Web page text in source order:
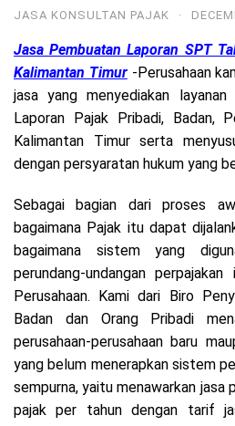
JASA KONSULTAN PAJAK ·
Jasa Pembuatan Laporan SPT
Kalimantan Timur-Perusahaan
jasa yang menyediakan
Laporan Pajak Pribadi, Badan,
Kalimantan Timur serta
dengan persyaratan hukum yang
Sebagai bagian dari proses
bagaimana Pajak itu dapat
bagaimana sistem yang
perundang-undangan
Perusahaan. Kami dari Biro
Badan dan Orang Pribadi
perusahaan-perusahaan baru
yang belum menerapkan sistem
sempurna, yaitu menawarkan jasa
pajak per tahun dengan tarif